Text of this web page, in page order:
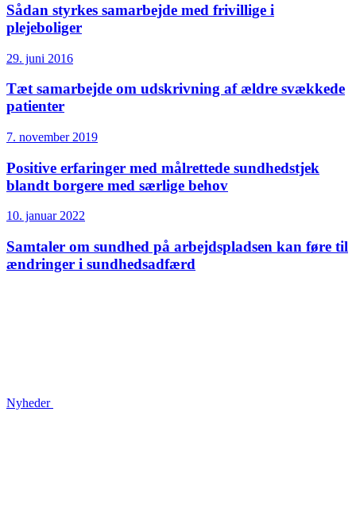
Sådan styrkes samarbejde med frivillige i
plejeboliger
29. juni 2016
Tæt samarbejde om udskrivning af ældre svækkede
patienter
7. november 2019
Positive erfaringer med målrettede sundhedstjek
blandt borgere med særlige behov
10. januar 2022
Samtaler om sundhed på arbejdspladsen kan føre til
ændringer i sundhedsadfærd
Nyheder